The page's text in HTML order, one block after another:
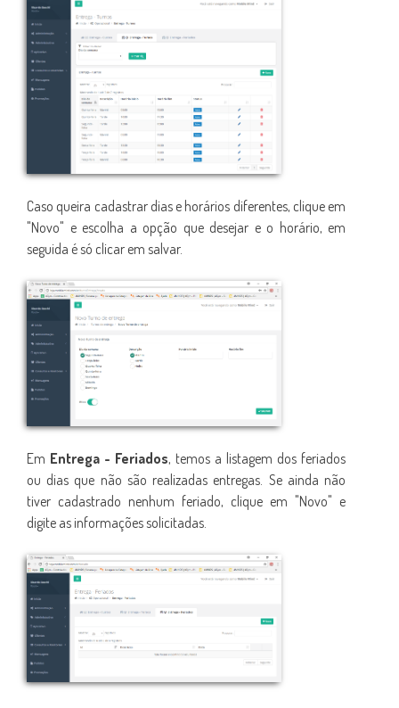
Caso queira cadastrar dias e horários diferentes, clique em
"Novo" e escolha a opção que desejar e o horário, em
seguida é só clicar em salvar.
Em Entrega - Feriados, temos a listagem dos feriados
ou dias que não são realizadas entregas. Se ainda não
tiver cadastrado nenhum feriado, clique em "Novo" e
digite as informações solicitadas.